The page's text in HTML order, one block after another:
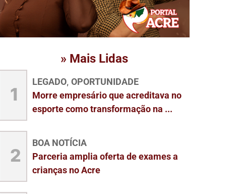
» Mais Lidas
1
LEGADO, OPORTUNIDADE
Morre empresário que acreditava no
esporte como transformação na ...
2
BOA NOTÍCIA
Parceria amplia oferta de exames a
crianças no Acre